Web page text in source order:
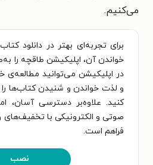
می‌کنیم.
برای تجربه‌ای بهتر در دانلود
خواندن آن، اپلیکیشن طاقچه را
در اپلیکیشن می‌توانید
و لذت خواندن و شنیدن کتاب‌ها
کنید. علاوه‌بر دسترسی آسان،
صوتی و الکترونیکی با
فراهم است.
نصب